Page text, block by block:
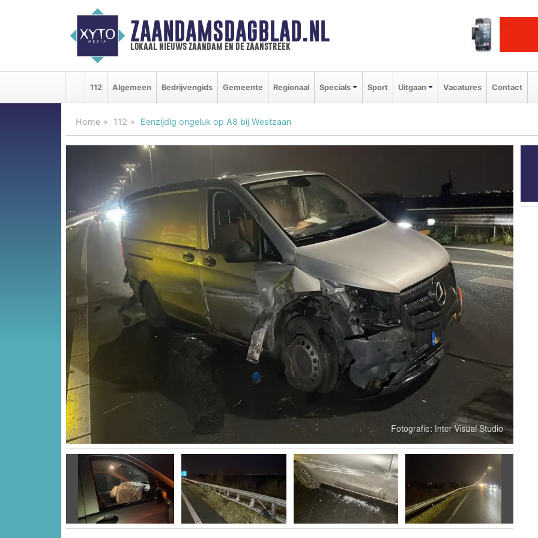
ZAANDAMSDAGBLAD.NL
lokaal nieuws zaandam en de zaanstreek
112 Algemeen Bedrijvengids Gemeente Regionaal Specials Sport Uitgaan Vacatures Contact
Home 112 Eenzijdig ongeluk op A8 bij Westzaan
Vorige